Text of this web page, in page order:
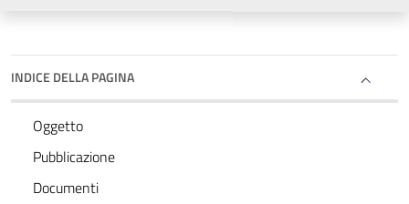
INDICE DELLA PAGINA
Oggetto
Pubblicazione
Documenti